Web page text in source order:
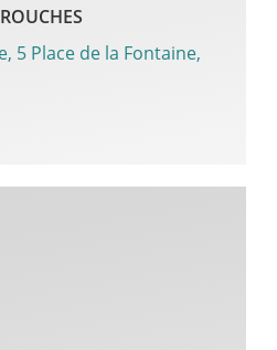
ROUCHES
5 Place de la Fontaine,